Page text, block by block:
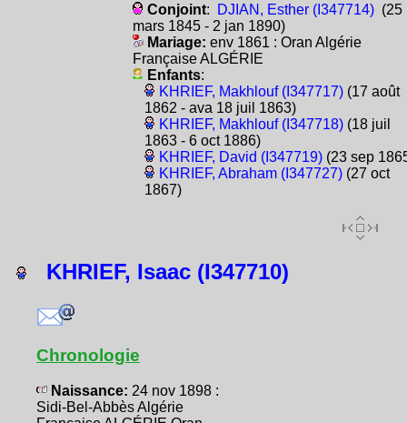
Conjoint: DJIAN, Esther (I347714)(25
mars 1845 - 2 jan 1890)
Mariage: env 1861 : Oran Algérie
Française ALGÉRIE
Enfants:
KHRIEF, Makhlouf (I347717)(17 août
1862 - ava 18 juil 1863)
KHRIEF, Makhlouf (I347718)(18 juil
1863 - 6 oct 1886)
KHRIEF, David (I347719)(23 sep
KHRIEF, Abraham (I347727)(27 oct
1867)
KHRIEF, Isaac (I347710)
Chronologie
Naissance: 24 nov 1898 :
Sidi-Bel-Abbès Algérie